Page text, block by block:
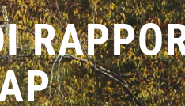
Kurbelgarnituren
Powermeter
Spider Dampers
Innenlager